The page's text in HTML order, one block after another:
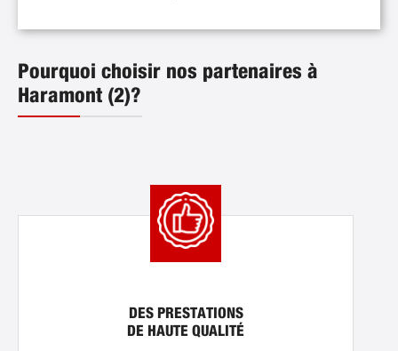
Pourquoi choisir nos partenaires à
Haramont (2)?
DES PRESTATIONS
DE HAUTE QUALITÉ